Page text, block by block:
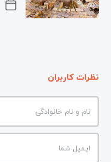
نظرات کاربران